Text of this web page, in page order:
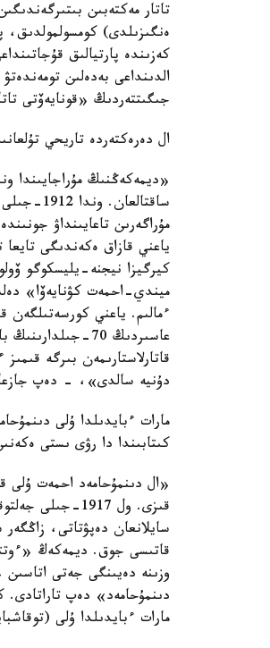
ەنگىزىلدى) كومسولمولدىق،
كەزىندە پارتيالىق
الدىنداعى بەدەلىن
جىگىتتەردىڭ «قونايەۆتى
ال دەرەكتەردە تاريحي
«ديمەكەڭنىڭ مۇراجايىندا
مۇراگەرىن تاعايىنداۋ
ياعني قازاق ەكەندىگى
كيرگيزا نيجنە-يليسكوگو
ميندي-احمەت كۋنايەۆا»
ءمالىم. ياعني
عاسىردىڭ 70-
دۇنيە سالدى»، - دەپ
مارات ءبايدىلدا ۇلى
كىتابىندا دا رۋى ىستى
«ال دىنمۇحامەد احمەت ۇلى
قىزى. ول 1917-
سايلانعان دەپۋتاتى،
قاتىسى جوق. ديمەكەڭ
وزىنە دەيىنگى جەتى
دىنمۇحامەد» دەپ
مارات ءبايدىلدا ۇلى